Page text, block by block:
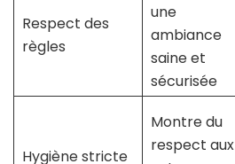
Respect des
règles
une
ambiance
saine et
sécurisée
Hygiène stricte
Montre du
respect aux